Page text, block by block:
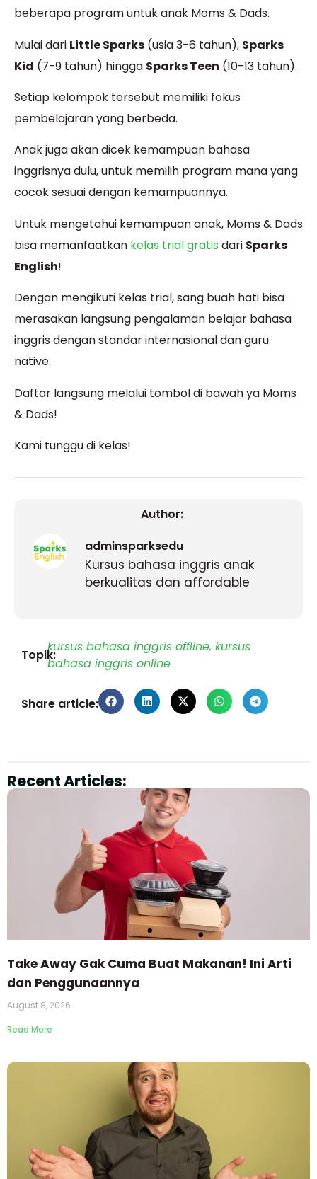
beberapa program untuk anak Moms & Dads.
Mulai dari Little Sparks (usia 3-6 tahun), Sparks
Kid (7-9 tahun) hingga Sparks Teen (10-13 tahun).
Setiap kelompok tersebut memiliki fokus
pembelajaran yang berbeda.
Anak juga akan dicek kemampuan bahasa
inggrisnya dulu, untuk memilih program mana yang
cocok sesuai dengan kemampuannya.
Untuk mengetahui kemampuan anak, Moms & Dads
bisa memanfaatkan kelas trial gratis dari Sparks
English!
Dengan mengikuti kelas trial, sang buah hati bisa
merasakan langsung pengalaman belajar bahasa
inggris dengan standar internasional dan guru
native.
Daftar langsung melalui tombol di bawah ya Moms
& Dads!
Kami tunggu di kelas!
Author:
adminsparksedu
Kursus bahasa inggris anak
berkualitas dan affordable
Topik:
kursus bahasa inggris offline, kursus
bahasa inggris online
Share article:
Recent Articles:
Take Away Gak Cuma Buat Makanan! Ini Arti
dan Penggunaannya
August 8, 2026
Read More